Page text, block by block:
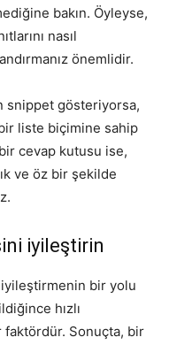
bakın. Öyleyse,
nasıl
önemlidir.
snippet gösteriyorsa,
liste biçimine sahip
cevap kutusu ise,
ve öz bir şekilde
iyileştirin
iyileştirmenin bir yolu
hızlı
Sonuçta, bir